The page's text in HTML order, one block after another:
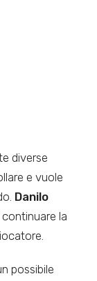
diverse
e vuole
Danilo
la
possibile